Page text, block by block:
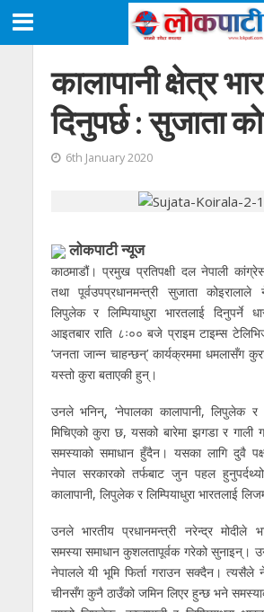
कालापानी क्षेत्र
दिनुपर्छ : सुजाता
6th January 2020
लाेकपाटी न्यूज
काठमाडौं। प्रमुख प्रतिपक्षी दल नेपाली
तथा पूर्वउपप्रधानमन्त्री सुजाता कोइरालाले
लिपुलेक र लिम्पियाधुरा भारतलाई दिनुपर्ने
आइतबार राति ८ः०० बजे प्राइम टाइम्स
‘जनता जान्न चाहन्छन्’ कार्यक्रममा धमलासँग
यस्तो कुरा बताएकी हुन्।
उनले भनिन्, ‘नेपालका कालापानी, लिपुलेक र
मिचिएको कुरा छ, यसको बारेमा झगडा र गाली
समस्याको समाधान हुँदैन। यसका लागि दुवै
नेपाल सरकारको तर्फबाट जुन पहल
कालापानी, लिपुलेक र लिम्पियाधुरा भारतलाई
उनले भारतीय प्रधानमन्त्री नरेन्द्र मोदीले
समस्या समाधान कुशलतापूर्वक गरेको सुनाइन्।
नेपालले यी भूमि फिर्ता गराउन सक्दैन। त्यसैले
चीनसँग कुनै ठाउँको जमिन लिएर हुन्छ भने